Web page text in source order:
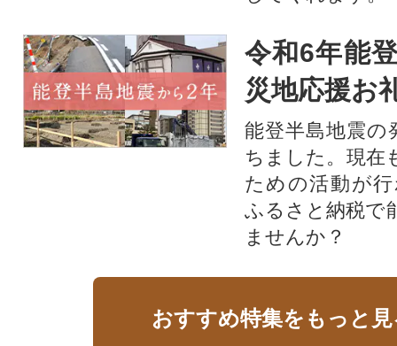
令和6年能
災地応援お
能登半島地震の
ちました。現在
ための活動が
ふるさと納税で
ませんか？
おすすめ特集をもっと